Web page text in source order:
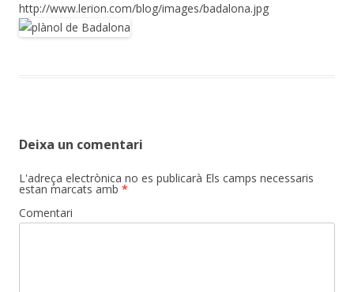
http://www.lerion.com/blog/images/badalona.jpg
Deixa un comentari
L'adreça electrònica no es publicarà Els camps necessaris
estan marcats amb *
Comentari